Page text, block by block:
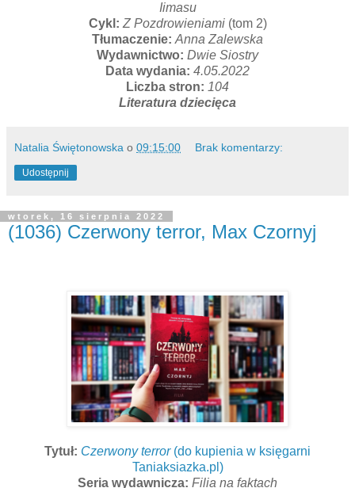
Iimasu
Cykl: Z Pozdrowieniami (tom 2)
Tłumaczenie: Anna Zalewska
Wydawnictwo: Dwie Siostry
Data wydania: 4.05.2022
Liczba stron: 104
Literatura dziecięca
Natalia Świętonowska o 09:15:00 Brak komentarzy:
Udostępnij
wtorek, 16 sierpnia 2022
(1036) Czerwony terror, Max Czornyj
Tytuł: Czerwony terror (do kupienia w księgarni
Taniaksiazka.pl)
Seria wydawnicza: Filia na faktach